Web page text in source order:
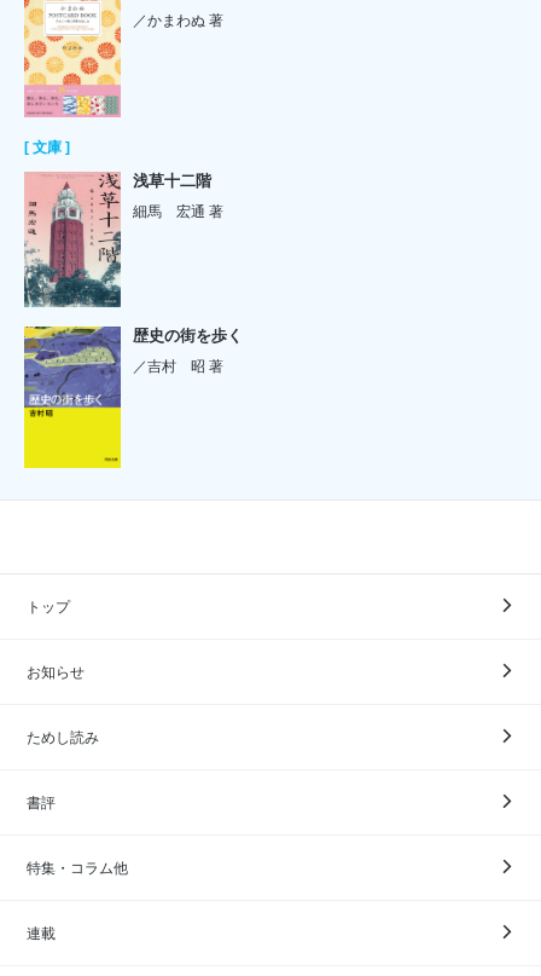
／かまわぬ 著
[ 文庫 ]
浅草十二階
細馬 宏通 著
歴史の街を歩く
／吉村 昭 著
トップ
お知らせ
ためし読み
書評
特集・コラム他
連載